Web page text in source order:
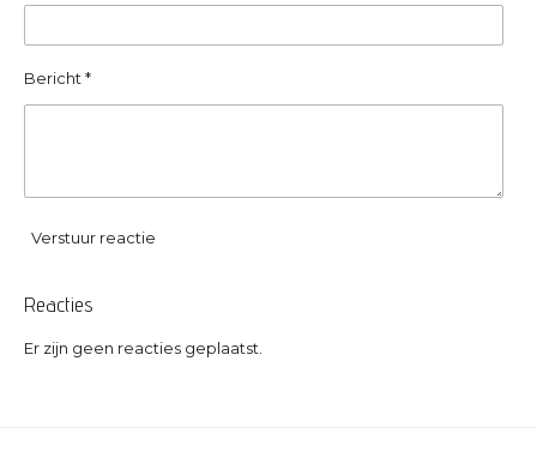
Bericht *
Verstuur reactie
Reacties
Er zijn geen reacties geplaatst.